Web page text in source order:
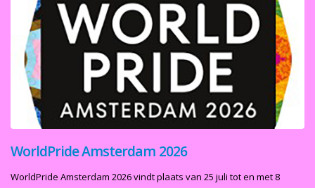
WorldPride Amsterdam 2026
WorldPride Amsterdam 2026 vindt plaats van 25 juli tot en met 8